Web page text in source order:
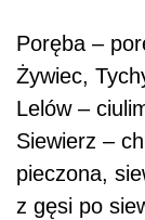
Poręba –
Żywiec,
Lelów –
Siewierz –
pieczona,
z gęsi po